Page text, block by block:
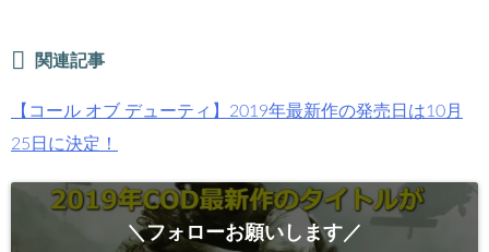
関連記事
【コール オブ デューティ】2019年最新作の発売日は10月
25日に決定！
＼フォローお願いします／